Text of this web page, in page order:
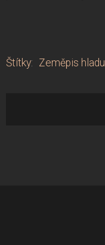
Štítky: Zeměpis hladu